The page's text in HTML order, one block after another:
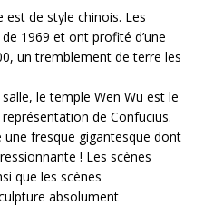
est de style chinois. Les
1969 et ont profité d’une
un tremblement de terre les
le temple Wen Wu est le
de Confucius.
fresque gigantesque dont
! Les scènes
que les scènes
absolument